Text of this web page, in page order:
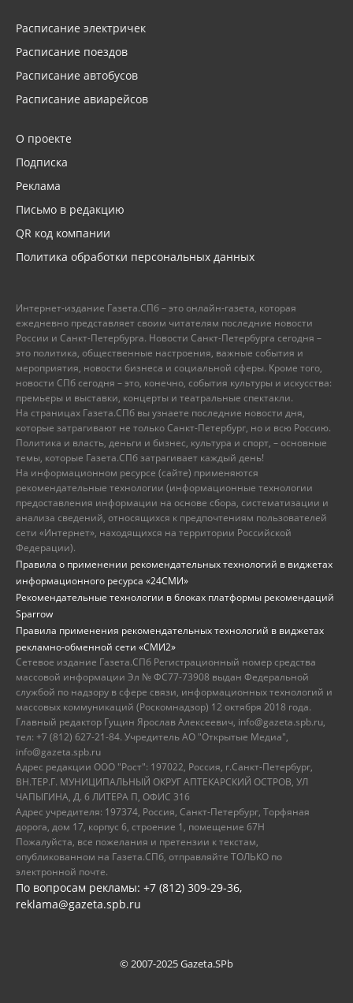
Расписание электричек
Расписание поездов
Расписание автобусов
Расписание авиарейсов
О проекте
Подписка
Реклама
Письмо в редакцию
QR код компании
Политика обработки персональных данных
Интернет-издание Газета.СПб – это онлайн-газета, которая
ежедневно представляет своим читателям последние новости
России и Санкт-Петербурга. Новости Санкт-Петербурга сегодня –
это политика, общественные настроения, важные события и
мероприятия, новости бизнеса и социальной сферы. Кроме того,
новости СПб сегодня – это, конечно, события культуры и искусства:
премьеры и выставки, концерты и театральные спектакли.
На страницах Газета.СПб вы узнаете последние новости дня,
которые затрагивают не только Санкт-Петербург, но и всю Россию.
Политика и власть, деньги и бизнес, культура и спорт, – основные
темы, которые Газета.СПб затрагивает каждый день!
На информационном ресурсе (сайте) применяются
рекомендательные технологии (информационные технологии
предоставления информации на основе сбора, систематизации и
анализа сведений, относящихся к предпочтениям пользователей
сети «Интернет», находящихся на территории Российской
Федерации).
Правила о применении рекомендательных технологий в виджетах
информационного ресурса «24СМИ»
Рекомендательные технологии в блоках платформы рекомендаций
Sparrow
Правила применения рекомендательных технологий в виджетах
рекламно-обменной сети «СМИ2»
Сетевое издание Газета.СПб Регистрационный номер средства
массовой информации Эл № ФС77-73908 выдан Федеральной
службой по надзору в сфере связи, информационных технологий и
массовых коммуникаций (Роскомнадзор) 12 октября 2018 года.
Главный редактор Гущин Ярослав Алексеевич, info@gazeta.spb.ru,
тел: +7 (812) 627-21-84. Учредитель АО "Открытые Медиа",
info@gazeta.spb.ru
Адрес редакции ООО "Рост": 197022, Россия, г.Санкт-Петербург,
ВН.ТЕР.Г. МУНИЦИПАЛЬНЫЙ ОКРУГ АПТЕКАРСКИЙ ОСТРОВ, УЛ
ЧАПЫГИНА, Д. 6 ЛИТЕРА П, ОФИС 316
Адрес учредителя: 197374, Россия, Санкт-Петербург, Торфяная
дорога, дом 17, корпус 6, строение 1, помещение 67Н
Пожалуйста, все пожелания и претензии к текстам,
опубликованном на Газета.СПб, отправляйте ТОЛЬКО по
электронной почте.
По вопросам рекламы: +7 (812) 309-29-36,
reklama@gazeta.spb.ru
© 2007-2025 Gazeta.SPb